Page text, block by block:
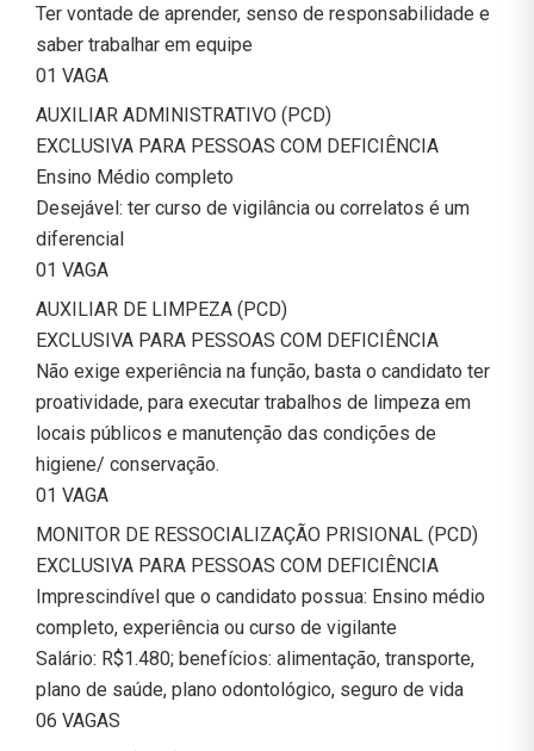
Ter vontade de aprender, senso de responsabilidade e
saber trabalhar em equipe
01 VAGA
AUXILIAR ADMINISTRATIVO (PCD)
EXCLUSIVA PARA PESSOAS COM DEFICIÊNCIA
Ensino Médio completo
Desejável: ter curso de vigilância ou correlatos é um
diferencial
01 VAGA
AUXILIAR DE LIMPEZA (PCD)
EXCLUSIVA PARA PESSOAS COM DEFICIÊNCIA
Não exige experiência na função, basta o candidato ter
proatividade, para executar trabalhos de limpeza em
locais públicos e manutenção das condições de
higiene/ conservação.
01 VAGA
MONITOR DE RESSOCIALIZAÇÃO PRISIONAL (PCD)
EXCLUSIVA PARA PESSOAS COM DEFICIÊNCIA
Imprescindível que o candidato possua: Ensino médio
completo, experiência ou curso de vigilante
Salário: R$1.480; benefícios: alimentação, transporte,
plano de saúde, plano odontológico, seguro de vida
06 VAGAS